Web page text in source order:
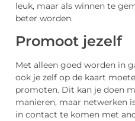
leuk, maar als winnen te
beter worden.
Promoot jezelf
Met alleen goed worden in
ook je zelf op de kaart
promoten. Dit kan je doen
manieren, maar netwerken
in contact te komen met